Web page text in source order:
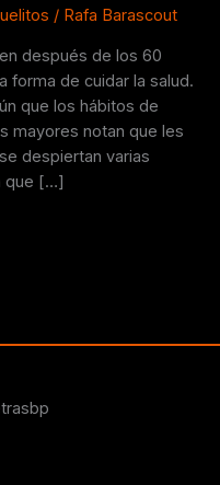
/ Rafa Barascout
después de los 60
forma de cuidar la salud.
que los hábitos de
mayores notan que les
despiertan varias
que […]